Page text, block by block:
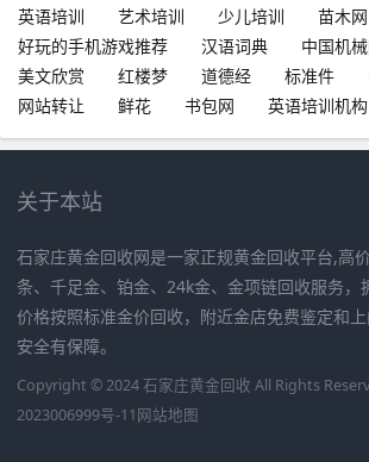
英语培训
艺术培训 少儿培训 苗木网
好玩的手机游戏推荐
汉语词典
中国机
美文欣赏
红楼梦 道德经 标准件
网站转让
鲜花 书包网 英语培训机构
关于本站
石家庄黄金回收网是一家正规黄金回收平台,高
条、千足金、铂金、24k金、金项链回收服务，
价格按照标准金价回收，附近金店免费鉴定和
安全有保障。
Copyright © 2024 石家庄黄金回收 All Rights
2023006999号-11网站地图